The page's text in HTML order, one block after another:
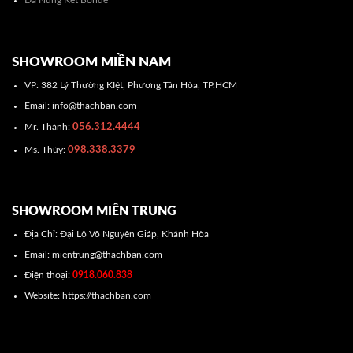
SHOWROOM MIỀN NAM
VP: 382 Lý Thường KIệt, Phương Tân Hòa, TP.HCM
Email: info@thachban.com
Mr. Thành:056.312.4444
Ms. Thùy: 098.338.3379
SHOWROOM MIÊN TRUNG
Địa Chỉ: Đại Lộ Võ Nguyên Giáp, Khánh Hòa
Email: mientrung@thachban.com
Điện thoại: 0918.060.838
Website: https://thachban.com